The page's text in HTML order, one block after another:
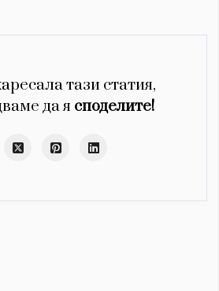
тази статия,
да я споделите!